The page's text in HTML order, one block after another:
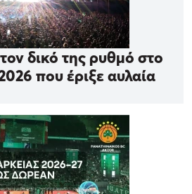
δικό της ρυθμό στο
που έριξε αυλαία